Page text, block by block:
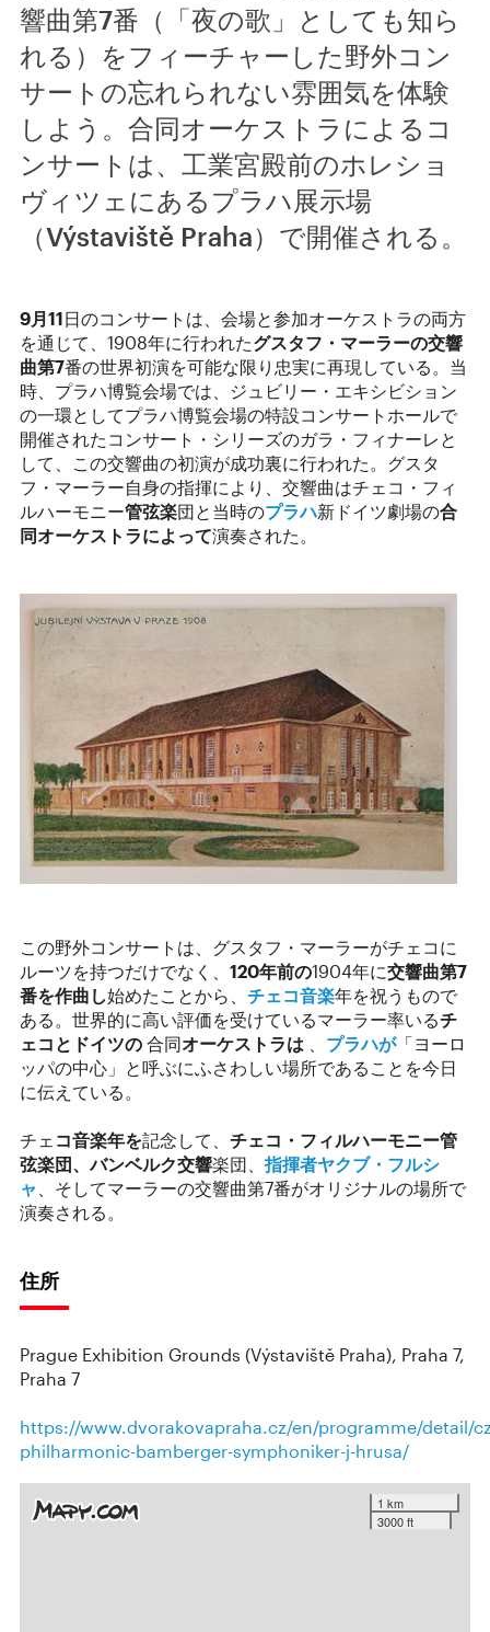
響曲第7番（「夜の歌」としても知ら
れる）をフィーチャーした野外コン
サートの忘れられない雰囲気を体験
しよう。合同オーケストラによるコ
ンサートは、工業宮殿前のホレショ
ヴィツェにあるプラハ展示場
（Výstaviště Praha）で開催される。
9月11日のコンサートは、会場と参加オーケストラの両方
を通じて、1908年に行われたグスタフ・マーラーの交響
曲第7番の世界初演を可能な限り忠実に再現している。当
時、プラハ博覧会場では、ジュビリー・エキシビション
の一環としてプラハ博覧会場の特設コンサートホールで
開催されたコンサート・シリーズのガラ・フィナーレと
して、この交響曲の初演が成功裏に行われた。グスタ
フ・マーラー自身の指揮により、交響曲はチェコ・フィ
ルハーモニー管弦楽団と当時のプラハ新ドイツ劇場の合
同オーケストラによって演奏された。
この野外コンサートは、グスタフ・マーラーがチェコに
ルーツを持つだけでなく、 120年前の1904年に交響曲第7
番を作曲し始めたことから、 チェコ音楽年を祝うもので
ある。世界的に高い評価を受けているマーラー率いるチ
ェコとドイツの 合同オーケストラは プラハが「ヨーロ
ッパの中心」と呼ぶにふさわしい場所であることを今日
に伝えている。
チェ コ音楽年を記念して、 チェコ・フィルハーモニー管
弦楽団、バンベルク交響楽団、 指揮者ヤクブ・フルシ
ャ
、そしてマーラーの交響曲第7番がオリジナルの場所で
演奏される。
住所
Prague Exhibition Grounds (Výstaviště Praha), Praha 7,
Praha 7
https://www.dvorakovapraha.cz/en/programme/detail/
philharmonic-bamberger-symphoniker-j-hrusa/
1 km
3000 ft